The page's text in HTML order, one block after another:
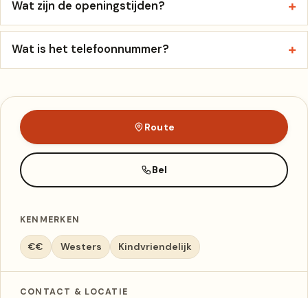
Wat zijn de openingstijden?
Wat is het telefoonnummer?
Route
Bel
KENMERKEN
€€ Westers Kindvriendelijk
CONTACT & LOCATIE